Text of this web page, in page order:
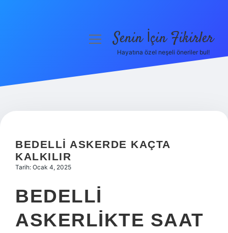
Hakkımızda
menüyüSenin İçin Fikirler
Hayatına özel neşeli öneriler bul!
BEDELLI ASKERDE KAÇTA
KALKILIR
Tarih: Ocak 4, 2025
BEDELLI
ASKERLIKTE SAAT